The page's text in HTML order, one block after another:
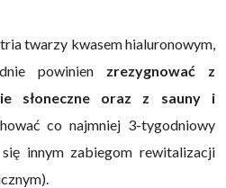
twarzy kwasem hialuronowym,
powinien zrezygnować z
słoneczne oraz z sauny i
co najmniej 3-tygodniowy
innym zabiegom rewitalizacji